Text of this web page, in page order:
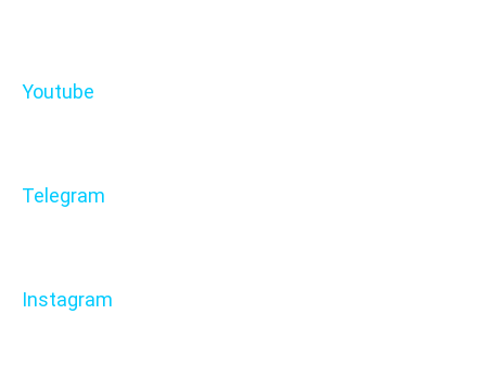
Youtube
Telegram
Instagram